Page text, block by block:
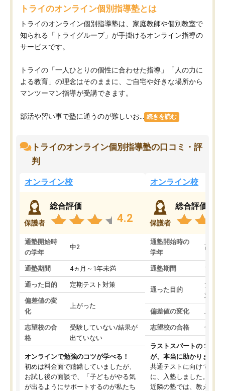
トライのオンライン個別指導塾とは
トライのオンライン個別指導塾は、家庭教師や個別教室で
知られる「トライグループ」が手掛けるオンライン指導の
サービスです。
トライの「一人ひとりの個性に合わせた指導」「人の力に
よる教育」の理念はそのままに、ご自宅や好きな場所から
マンツーマン指導が受講できます。
部活や習い事で塾に通うのが難しいお... 続きを読む
トライのオンライン個別指導塾の口コミ・評
判
オンライン校
保護者
総合評価
4.2
通塾開始時
の学年
中2
通塾期間 4ヵ月～1年未満
通った目的 定期テスト対策
偏差値の変
化
上がった
志望校の合
格
受験していない/結果が
出ていない
オンラインで勉強のコツが学べる！
初めは料金面で躊躇していましたが、
お試し後の面談で、「子どもがやる気
が出るようにサポートするのが私たち
オンライン校
保護者
総合評価
通塾開始時の
学年
高3
通塾期間 1～3
通った目的
大学
対策
偏差値の変化
志望校の合格 合格
ラストスパートの１か月
が、本当に助かりました
共通テストに向けての追
に、入塾しました。田舎
近隣の塾では、教えても